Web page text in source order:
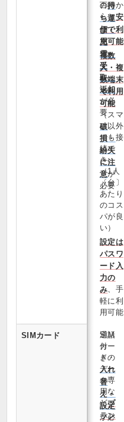
百円か
らと安
価で利
用可能
複数
人・複
数端末
で利用
可能
（スマ
ホ以外
でも接
続で
き、
（1人
〔台〕
あたり
のコス
パが良
い）
設定は
パスワ
ード入
力の
み、手
軽に利
用可能
の持
ち運
び・
充
電・
受
取・
返却
が必
要
破
損・
紛失
に注
意が
必要
SIMカード
通話
付
き・
デー
タ専
用な
どプ
ラン
SIM
カー
ドの
入れ
替
え・
設定
が必